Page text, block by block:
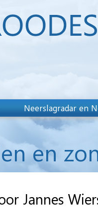
Neerslagradar en
en
Jannes